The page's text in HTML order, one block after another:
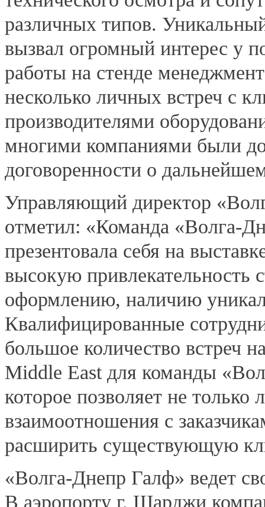
различных типов.
вызвал огромный интерес у
работы на стенде
несколько личных встреч с
производителями
многими компаниями были
договоренности о
Управляющий директор
отметил: «Команда «Волга-
презентовала себя на
высокую привлекательность
оформлению, наличию
Квалифицированные
большое количество встреч
Middle East для команды
которое позволяет не только
взаимоотношения с
расширить существующую
«Волга-Днепр Галф» ведет
В аэропорту г. Шарджи